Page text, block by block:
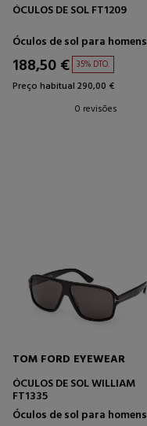
ÓCULOS DE SOL FT1209
Óculos de sol para homens
188,50 € 35% DTO.
Preço habitual 290,00 €
0 revisões
TOM FORD EYEWEAR
ÓCULOS DE SOL WILLIAM
FT1335
Óculos de sol para homens